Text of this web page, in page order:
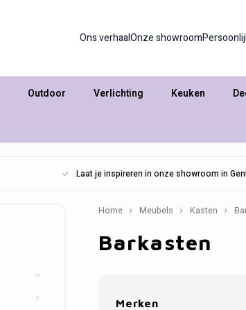
Ons verhaalOnze showroom
Outdoor Verlichting Keuken
Laat je inspireren in onze showroom in
Home Meubels Kasten
Barkasten
Merken